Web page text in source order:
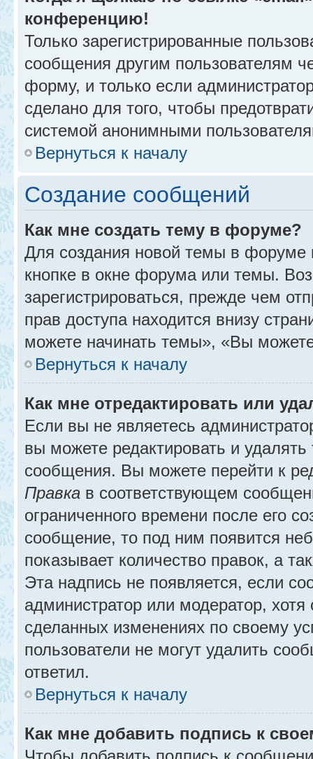
конференцию!
Только зарегистрированные
сообщения другим пользователям
форму, и только если
сделано для того, чтобы
системой анонимными
Вернуться к началу
Создание сообщений
Как мне создать тему в форуме?
Для создания новой темы в форуме
кнопке в окне форума или темы.
зарегистрироваться, прежде чем
прав доступа находится внизу
можете начинать темы», «Вы
Вернуться к началу
Как мне отредактировать или
Если вы не являетесь
вы можете редактировать и
сообщения. Вы можете перейти к
Правка в соответствующем
ограниченного времени после его
сообщение, то под ним появится
показывает количество правок, а
Эта надпись не появляется, если
администратор или модератор,
сделанных изменениях по своему
пользователи не могут удалить
ответил.
Вернуться к началу
Как мне добавить подпись к